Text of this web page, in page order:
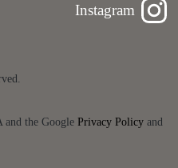
Instagram
and the GooglePrivacy Policy and